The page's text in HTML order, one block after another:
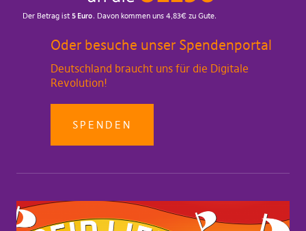
Oder besuche unser Spendenportal
Deutschland braucht uns für die Digitale
Revolution!
SPENDEN